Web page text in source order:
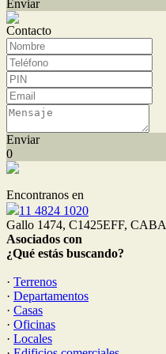
Enviar
Contacto
Enviar
0
Encontranos en
11 4824 1020
Gallo 1474, C1425EFF, CABA
Asociados con
¿Qué estás buscando?
· Terrenos
· Departamentos
· Casas
· Oficinas
· Locales